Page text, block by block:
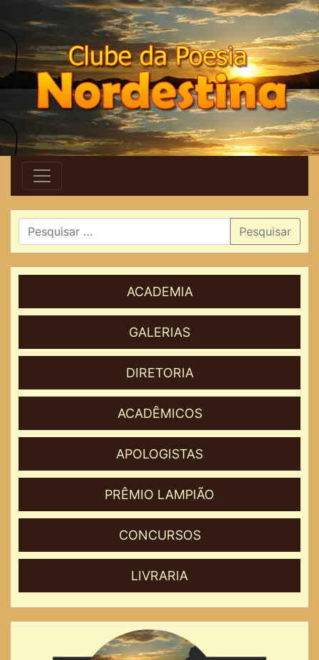
Pesquisar
ACADEMIA
GALERIAS
DIRETORIA
ACADÊMICOS
APOLOGISTAS
PRÊMIO LAMPIÃO
CONCURSOS
LIVRARIA